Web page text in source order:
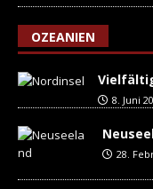
OZEANIEN
8. Juni
28.